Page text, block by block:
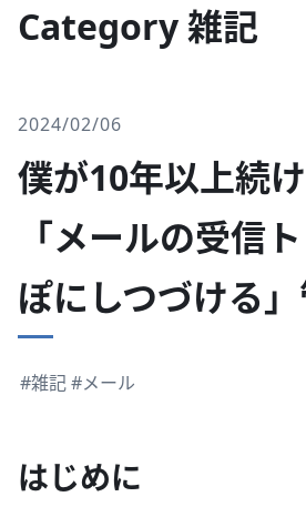
Category 雑記
2024/02/06
僕が10年以上続
「メールの受信
ぽにしつづける
#雑記#メール
はじめに